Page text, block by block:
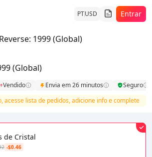
PTUSD Entrar
Reverse: 1999 (Global)
(Global)
Vendido Envia em 26 minutos
Seguro
lista de pedidos, adicione info e complete
de Cristal
-$0.46